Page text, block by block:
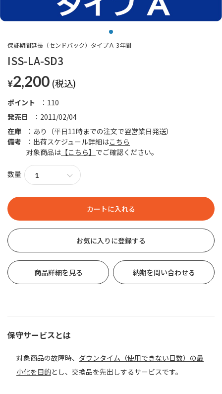
ISS-LA-SD3
保証期間延長（センドバック）タイプＡ 3年間
¥2,200
発売日 2011/02/04
ポイント 110
在庫
あり（平日11時までの注文で翌営業日発送）
備考
出荷スケジュール詳細はこちら
対象商品は 【こちら】 でご確認ください。
数量
お気に入りに登録する
商品詳細を見る 納期を問い合わせる
保守サービスとは
対象商品の故障時、 ダウンタイム（使用できない日数）の最
小化を目的とし、交換品を先出しするサービスです。